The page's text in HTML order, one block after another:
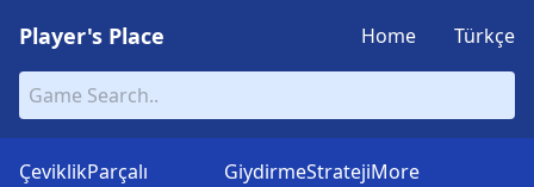
Player's Place Home Türkçe
ÇeviklikParçalı
GiydirmeStratejiMore